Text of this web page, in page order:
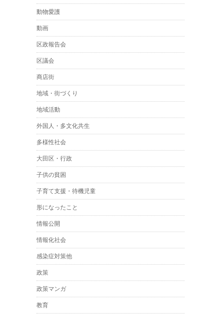
動物愛護
動画
区政報告会
区議会
商店街
地域・街づくり
地域活動
外国人・多文化共生
多様性社会
大田区・行政
子供の貧困
子育て支援・待機児童
形になったこと
情報公開
情報化社会
感染症対策他
政策
政策マンガ
教育